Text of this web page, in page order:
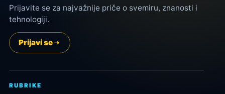
Prijavite se za najvažnije priče o svemiru, znanosti i
tehnologiji.
Prijavi se
RUBRIKE